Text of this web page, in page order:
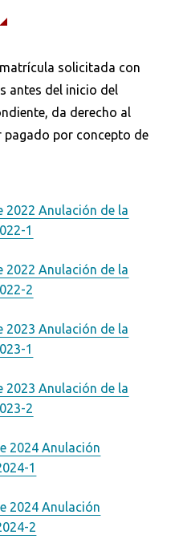
solicitada con
antes del inicio del
da derecho al
pagado por concepto de
2022 Anulación de la
1
2022 Anulación de la
2
2023 Anulación de la
1
2023 Anulación de la
2
2024 Anulación
1
2024 Anulación
2